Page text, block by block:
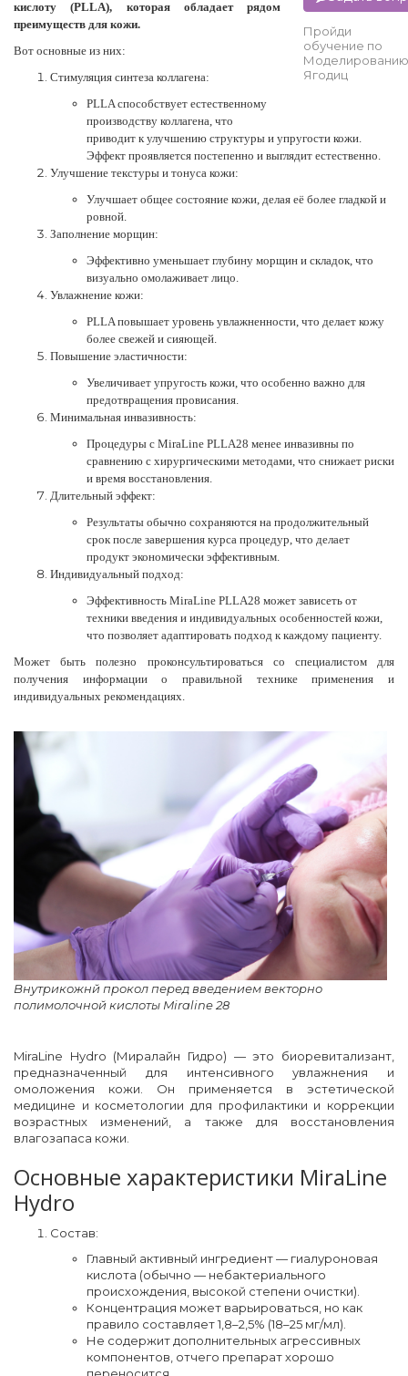
Пройди
обучение по
Моделированию
Ягодиц
кислоту (PLLA), которая обладает рядом
преимуществ для кожи.
Вот основные из них:
Стимуляция синтеза коллагена:
PLLA способствует естественному
производству коллагена, что
приводит к улучшению структуры и упругости кожи.
Эффект проявляется постепенно и выглядит естественно.
Улучшение текстуры и тонуса кожи:
Улучшает общее состояние кожи, делая её более гладкой и
ровной.
Заполнение морщин:
Эффективно уменьшает глубину морщин и складок, что
визуально омолаживает лицо.
Увлажнение кожи:
PLLA повышает уровень увлажненности, что делает кожу
более свежей и сияющей.
Повышение эластичности:
Увеличивает упругость кожи, что особенно важно для
предотвращения провисания.
Минимальная инвазивность:
Процедуры с MiraLine PLLA28 менее инвазивны по
сравнению с хирургическими методами, что снижает риски
и время восстановления.
Длительный эффект:
Результаты обычно сохраняются на продолжительный
срок после завершения курса процедур, что делает
продукт экономически эффективным.
Индивидуальный подход:
Эффективность MiraLine PLLA28 может зависеть от
техники введения и индивидуальных особенностей кожи,
что позволяет адаптировать подход к каждому пациенту.
Может быть полезно проконсультироваться со специалистом для
получения информации о правильной технике применения и
индивидуальных рекомендациях.
Внутрикожнй прокол перед введением векторно
полимолочной кислоты Miraline 28
MiraLine Hydro (Миралайн Гидро) — это биоревитализант,
предназначенный для интенсивного увлажнения и
омоложения кожи. Он применяется в эстетической
медицине и косметологии для профилактики и коррекции
возрастных изменений, а также для восстановления
влагозапаса кожи.
Основные характеристики MiraLine
Hydro
Состав:
Главный активный ингредиент — гиалуроновая
кислота (обычно — небактериального
происхождения, высокой степени очистки).
Концентрация может варьироваться, но как
правило составляет 1,8–2,5% (18–25 мг/мл).
Не содержит дополнительных агрессивных
компонентов, отчего препарат хорошо